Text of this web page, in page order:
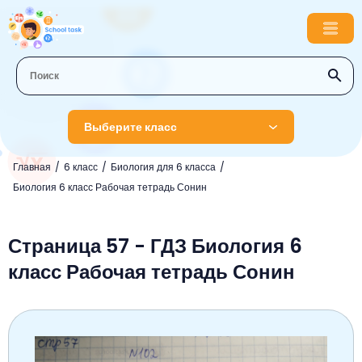
Выберите класс
Главная 6 класс
Биология для 6 класса
Биология 6 класс Рабочая тетрадь Сонин
1 класс
Русский язык
Литературное чтение
Окружающий мир
Математика
Математика
Английский язык
Информатика
Литературное чтение
3 класс
Музыка
Окружающий мир
Русский язык
4 класс
Английский язык
Русский язык
5 класс
6 класс
Страница 57 - ГДЗ Биология 6
класс Рабочая тетрадь Сонин